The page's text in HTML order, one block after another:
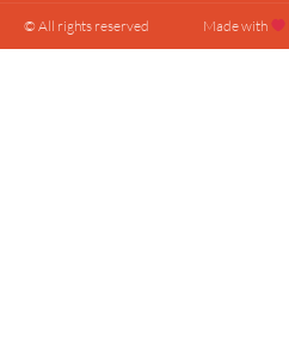
© All rights reserved Made with